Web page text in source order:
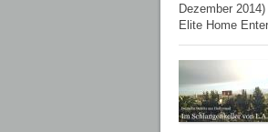
Dezember
Elite Home